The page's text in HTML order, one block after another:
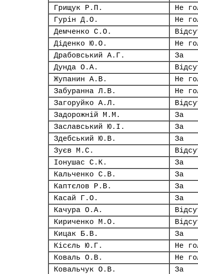
Грищук Р.П.
Не
Гурін Д.О.
Не
Демченко С.О.
Діденко Ю.О.
Не
Драбовський А.Г.
За
Дунда О.А.
Жупанин А.В.
Не
Забуранна Л.В.
Не
Загоруйко А.Л.
Задорожній М.М.
За
Заславський Ю.І.
За
Здебський Ю.В.
За
Зуєв М.С.
Іонушас С.К.
За
Кальченко С.В.
За
Каптєлов Р.В.
За
Касай Г.О.
За
Качура О.А.
Кириченко М.О.
Кицак Б.В.
За
Кісєль Ю.Г.
Не
Коваль О.В.
Не
Ковальчук О.В.
За